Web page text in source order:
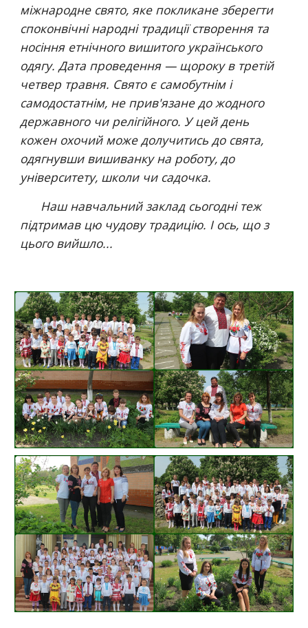
міжнародне свято, яке покликане зберегти
споконвічні народні традиції створення та
носіння етнічного вишитого українського
одягу. Дата проведення — щороку в третій
четвер травня. Свято є самобутнім і
самодостатнім, не прив'язане до жодного
державного чи релігійного. У цей день
кожен охочий може долучитись до свята,
одягнувши вишиванку на роботу, до
університету, школи чи садочка.
підтримав цю чудову традицію. І ось, що з
цього вийшло...